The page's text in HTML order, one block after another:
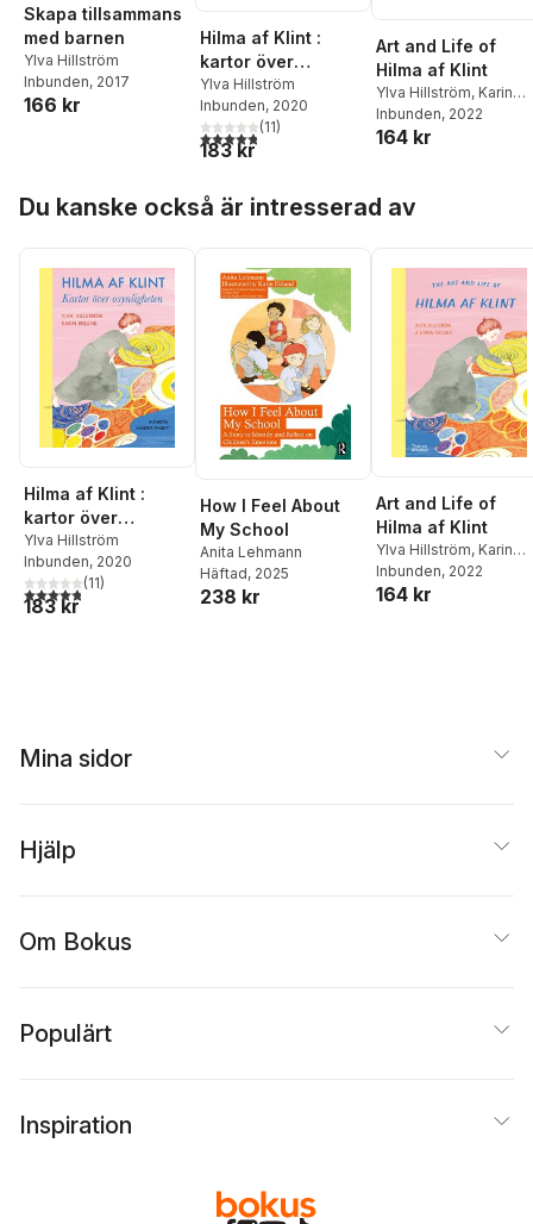
Skapa tillsammans
med barnen
Ylva Hillström
Inbunden, 2017
166 kr
Hilma af Klint :
kartor över
osynligheten
Ylva Hillström
Inbunden, 2020
4,8utav 5 stjärnor. Totalt antal röster:
(11)
183 kr
Art and Life of
Hilma af Klint
Ylva Hillström, Karin
Eklund
Inbunden, 2022
164 kr
Du kanske också är intresserad av
Hilma af Klint :
kartor över
osynligheten
Ylva Hillström
Inbunden, 2020
4,8utav 5 stjärnor. Totalt antal röster:
(11)
183 kr
How I Feel About
My School
Anita Lehmann
Häftad, 2025
238 kr
Art and Life of
Hilma af Klint
Ylva Hillström, Karin
Eklund
Inbunden, 2022
164 kr
Mina sidor
Hjälp
Om Bokus
Populärt
Inspiration